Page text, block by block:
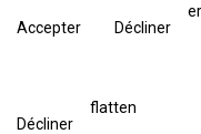
Accepter Décliner
Décliner
flatten